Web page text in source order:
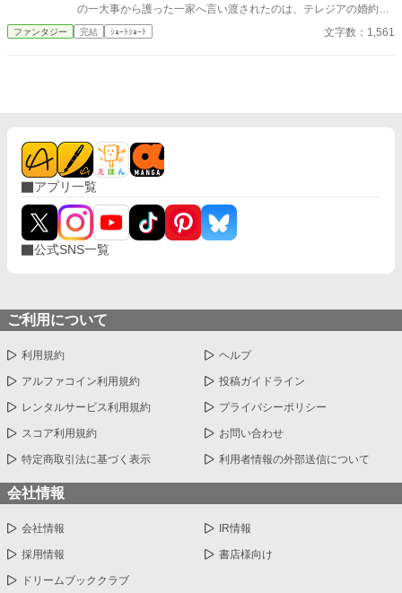
の一大事から護った一家へ言い渡されたのは、テレジアの婚約破
棄だった。 - - - - - - - - - - - - - ただいま後日談の加筆を計画中で
す。 2025/06/22
ファンタジー 完結 ｼｮｰﾄｼｮｰﾄ 文字数：1,561
アプリ一覧
公式SNS一覧
ご利用について
利用規約 ヘルプ
アルファコイン利用規約 投稿ガイドライン
レンタルサービス利用規約 プライバシーポリシー
スコア利用規約 お問い合わせ
特定商取引法に基づく表示 利用者情報の外部送信について
会社情報
会社情報 IR情報
採用情報 書店様向け
ドリームブッククラブ